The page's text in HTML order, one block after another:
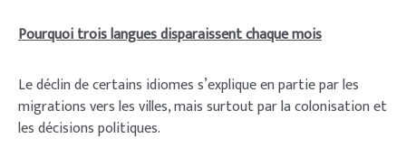
Pourquoi trois langues disparaissent chaque mois
Le déclin de certains idiomes s’explique en partie par les
migrations vers les villes, mais surtout par la colonisation et
les décisions politiques.